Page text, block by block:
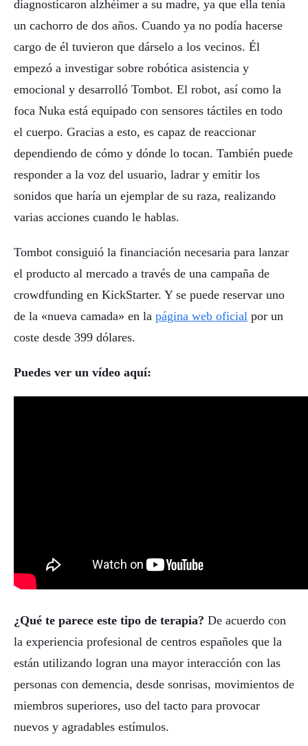
diagnosticaron alzhéimer a su madre, ya que ella tenía
un cachorro de dos años. Cuando ya no podía hacerse
cargo de él tuvieron que dárselo a los vecinos. Él
empezó a investigar sobre robótica asistencia y
emocional y desarrolló Tombot. El robot, así como la
foca Nuka está equipado con sensores táctiles en todo
el cuerpo. Gracias a esto, es capaz de reaccionar
dependiendo de cómo y dónde lo tocan. También puede
responder a la voz del usuario, ladrar y emitir los
sonidos que haría un ejemplar de su raza, realizando
varias acciones cuando le hablas.
Tombot consiguió la financiación necesaria para lanzar
el producto al mercado a través de una campaña de
crowdfunding en KickStarter. Y se puede reservar uno
de la «nueva camada» en la página web oficial por un
coste desde 399 dólares.
Puedes ver un vídeo aquí:
¿Qué te parece este tipo de terapia? De acuerdo con
la experiencia profesional de centros españoles que la
están utilizando logran una mayor interacción con las
personas con demencia, desde sonrisas, movimientos de
miembros superiores, uso del tacto para provocar
nuevos y agradables estímulos.